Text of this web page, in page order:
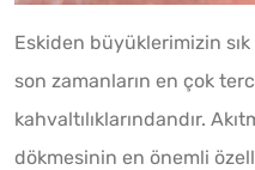
Eskiden büyüklerimizin sık
son zamanların en çok
kahvaltılıklarındandır.
dökmesinin en önemli